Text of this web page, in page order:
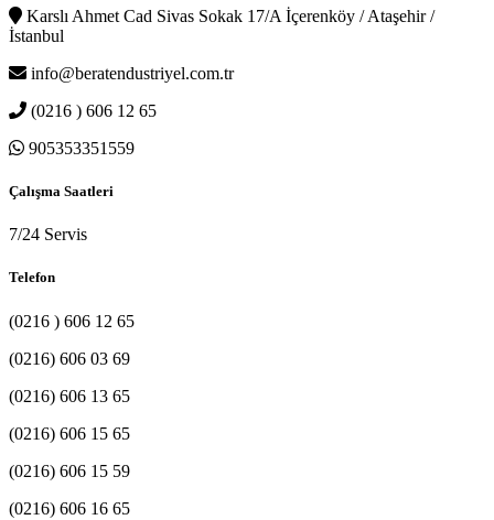
Karslı Ahmet Cad Sivas Sokak 17/A İçerenköy / Ataşehir /
İstanbul
info@beratendustriyel.com.tr
(0216 ) 606 12 65
905353351559
Çalışma Saatleri
7/24 Servis
Telefon
(0216 ) 606 12 65
(0216) 606 03 69
(0216) 606 13 65
(0216) 606 15 65
(0216) 606 15 59
(0216) 606 16 65